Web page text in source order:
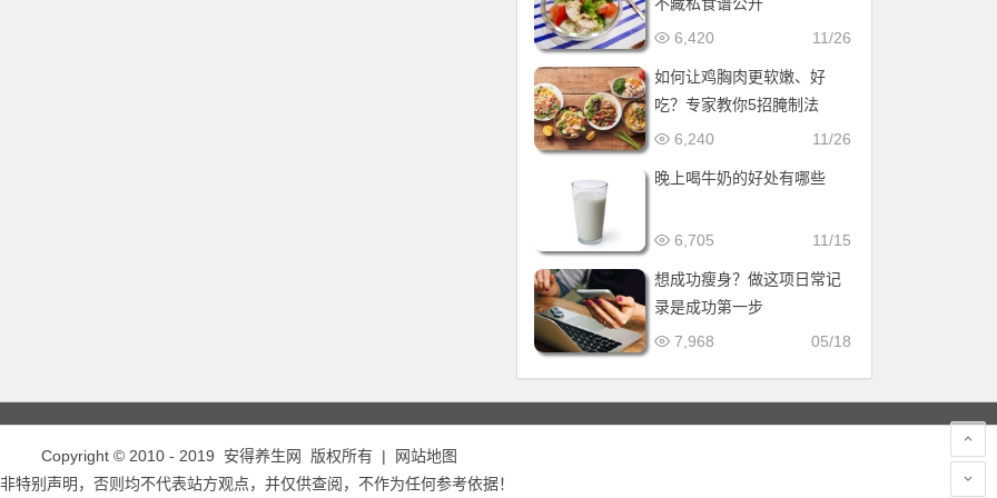
11/26
6,420
如何让鸡胸肉更软嫩、好
吃？专家教你5招腌制法
11/26
6,240
晚上喝牛奶的好处有哪些
11/15
6,705
想成功瘦身？做这项日常记
录是成功第一步
05/18
7,968
Copyright © 2010 - 2019 安得养生网 版权所有 |
网站地图
特别声明，否则均不代表站方观点，并仅供查阅，不作为任何参考依据！